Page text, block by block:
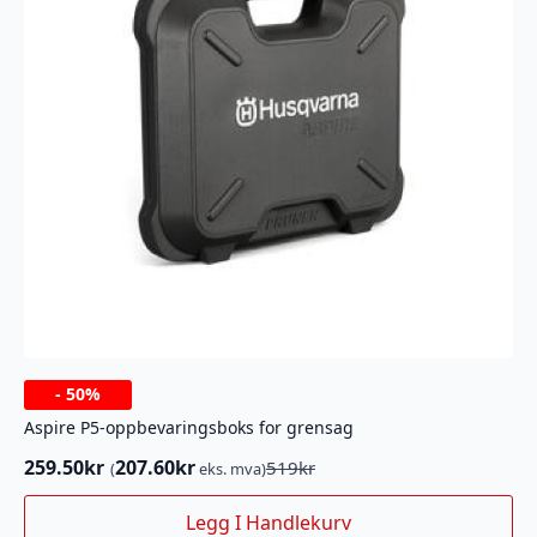
- 50%
Aspire P5-oppbevaringsboks for grensag
519kr
Opprinnelig
pris
259.50kr
Nåværende
pris
(207.60kreks. mva)
Legg I Handlekurv